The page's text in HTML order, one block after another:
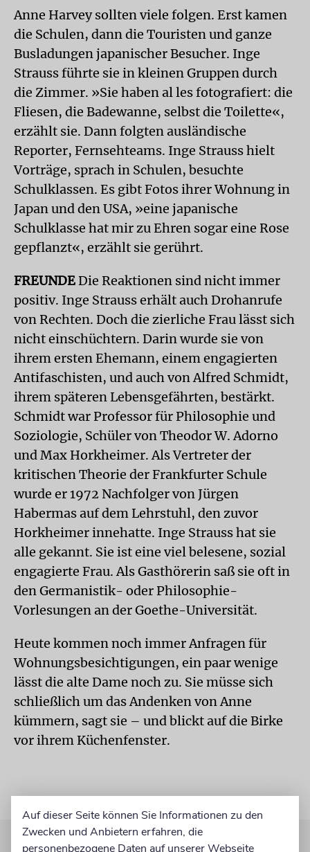
Anne Harvey sollten viele folgen. Erst kamen
die Schulen, dann die Touristen und ganze
Busladungen japanischer Besucher. Inge
Strauss führte sie in kleinen Gruppen durch
die Zimmer. »Sie haben al les fotografiert: die
Fliesen, die Badewanne, selbst die Toilette«,
erzählt sie. Dann folgten ausländische
Reporter, Fernsehteams. Inge Strauss hielt
Vorträge, sprach in Schulen, besuchte
Schulklassen. Es gibt Fotos ihrer Wohnung in
Japan und den USA, »eine japanische
Schulklasse hat mir zu Ehren sogar eine Rose
gepflanzt«, erzählt sie gerührt.
FREUNDEDie Reaktionen sind nicht immer
positiv. Inge Strauss erhält auch Drohanrufe
von Rechten. Doch die zierliche Frau lässt sich
nicht einschüchtern. Darin wurde sie von
ihrem ersten Ehemann, einem engagierten
Antifaschisten, und auch von Alfred Schmidt,
ihrem späteren Lebensgefährten, bestärkt.
Schmidt war Professor für Philosophie und
Soziologie, Schüler von Theodor W. Adorno
und Max Horkheimer. Als Vertreter der
kritischen Theorie der Frankfurter Schule
wurde er 1972 Nachfolger von Jürgen
Habermas auf dem Lehrstuhl, den zuvor
Horkheimer innehatte. Inge Strauss hat sie
alle gekannt. Sie ist eine viel belesene, sozial
engagierte Frau. Als Gasthörerin saß sie oft in
den Germanistik- oder Philosophie-
Vorlesungen an der Goethe-Universität.
Heute kommen noch immer Anfragen für
Wohnungsbesichtigungen, ein paar wenige
lässt die alte Dame noch zu. Sie müsse sich
schließlich um das Andenken von Anne
kümmern, sagt sie – und blickt auf die Birke
vor ihrem Küchenfenster.
Auf dieser Seite können Sie Informationen zu den
Zwecken und Anbietern erfahren, die
personenbezogene Daten auf unserer Webseite